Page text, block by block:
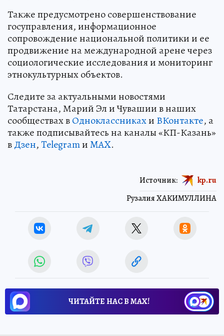
Также предусмотрено совершенствование
госуправления, информационное
сопровождение национальной политики и ее
продвижение на международной арене через
социологические исследования и мониторинг
этнокультурных объектов.
Следите за актуальными новостями
Татарстана, Марий Эл и Чувашии в наших
сообществах вОдноклассникахи ВКонтакте, а
также подписывайтесь на каналы «КП-Казань»
вДзен,TelegramиMAX.
Рузалия ХАКИМУЛЛИНА
Источник: kp.ru
ЧИТАЙТЕ НАС В МАХ!